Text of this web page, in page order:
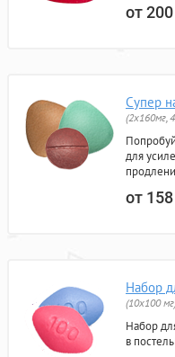
от
Супер
(2х160мг,
для
от
Набор
(10х100
Набор
в